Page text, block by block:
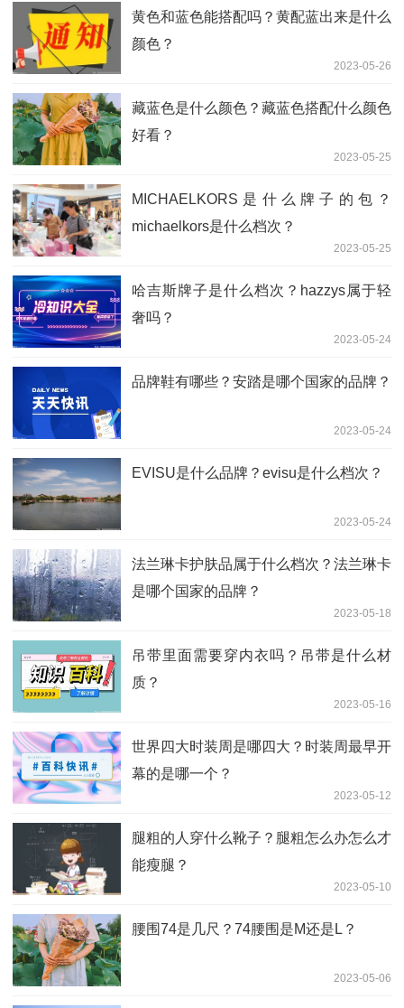
黄色和蓝色能搭配吗？黄配蓝出来是什么
颜色？
2023-05-26
藏蓝色是什么颜色？藏蓝色搭配什么颜色
好看？
2023-05-25
MICHAELKORS是什么牌子的包？
michaelkors是什么档次？
2023-05-25
哈吉斯牌子是什么档次？hazzys属于轻
奢吗？
2023-05-24
品牌鞋有哪些？安踏是哪个国家的品牌？
2023-05-24
EVISU是什么品牌？evisu是什么档次？
2023-05-24
法兰琳卡护肤品属于什么档次？法兰琳卡
是哪个国家的品牌？
2023-05-18
吊带里面需要穿内衣吗？吊带是什么材
质？
2023-05-16
世界四大时装周是哪四大？时装周最早开
幕的是哪一个？
2023-05-12
腿粗的人穿什么靴子？腿粗怎么办怎么才
能瘦腿？
2023-05-10
腰围74是几尺？74腰围是M还是L？
2023-05-06